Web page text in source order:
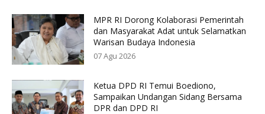
MPR RI Dorong Kolaborasi Pemerintah
dan Masyarakat Adat untuk Selamatkan
Warisan Budaya Indonesia
07 Agu 2026
Ketua DPD RI Temui Boediono,
Sampaikan Undangan Sidang Bersama
DPR dan DPD RI